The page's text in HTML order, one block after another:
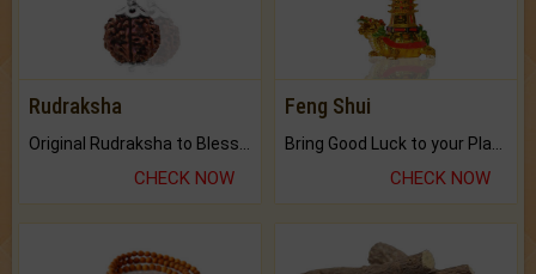
Rudraksha
CHECK NOW
Feng Shui
CHECK NOW